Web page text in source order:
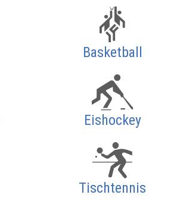
Basketball
Eishockey
Tischtennis